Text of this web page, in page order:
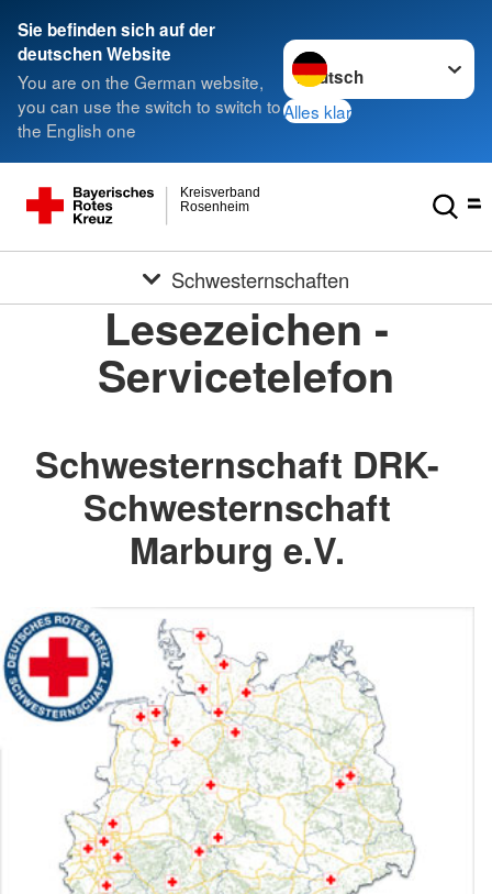
Sie befinden sich auf der
deutschen Website
You are on the German website,
you can use the switch to switch to
the English one
Sprache wechseln zu
Alles klar
Rosenheim
Kreisverband
Schwesternschaften
Lesezeichen -
Servicetelefon
Schwesternschaft DRK-
Schwesternschaft
Marburg e.V.